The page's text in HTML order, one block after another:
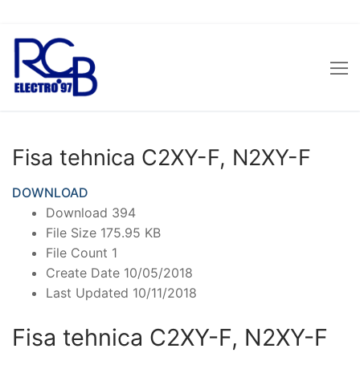
Sari
conținut
Fisa tehnica C2XY-F, N2XY-F
DOWNLOAD
Download 394
File Size 175.95 KB
File Count 1
Create Date 10/05/2018
Last Updated 10/11/2018
Fisa tehnica C2XY-F, N2XY-F